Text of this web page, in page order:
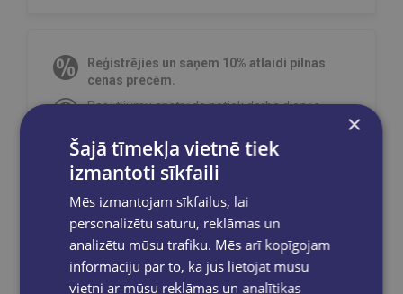
Reģistrējies un saņem 10% atlaidi pilnas
cenas precēm.
Pasūtījumu apstrāde notiek darba dienās.
izsūtīti 2-5 darba dienu laikā.
Bezmaksas piegādeuz OMNIVA
pakomātiem Latvijāpasūtījumiem no €40.00.
Bezmaksas piegāde jebkurā GLOBUSS
grāmatnīcā 1-5 darba dienu laikā, kad
pasūtījums būs gatavs saņemšanai, saņemsi
e-pastu un/ vai SMS.
×
Šajā tīmekļa vietnē tiek
izmantoti sīkfaili
Mēs izmantojam sīkfailus, lai
personalizētu saturu, reklāmas un
analizētu mūsu trafiku. Mēs arī kopīgojam
informāciju par to, kā jūs lietojat mūsu
vietni ar mūsu reklāmas un analītikas